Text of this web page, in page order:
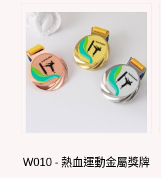
W010 - 熱血運動金屬獎牌